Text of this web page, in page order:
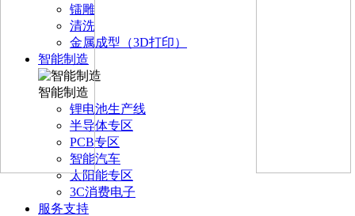
镭雕
清洗
金属成型（3D打印）
智能制造
智能制造
锂电池生产线
半导体专区
PCB专区
智能汽车
太阳能专区
3C消费电子
服务支持